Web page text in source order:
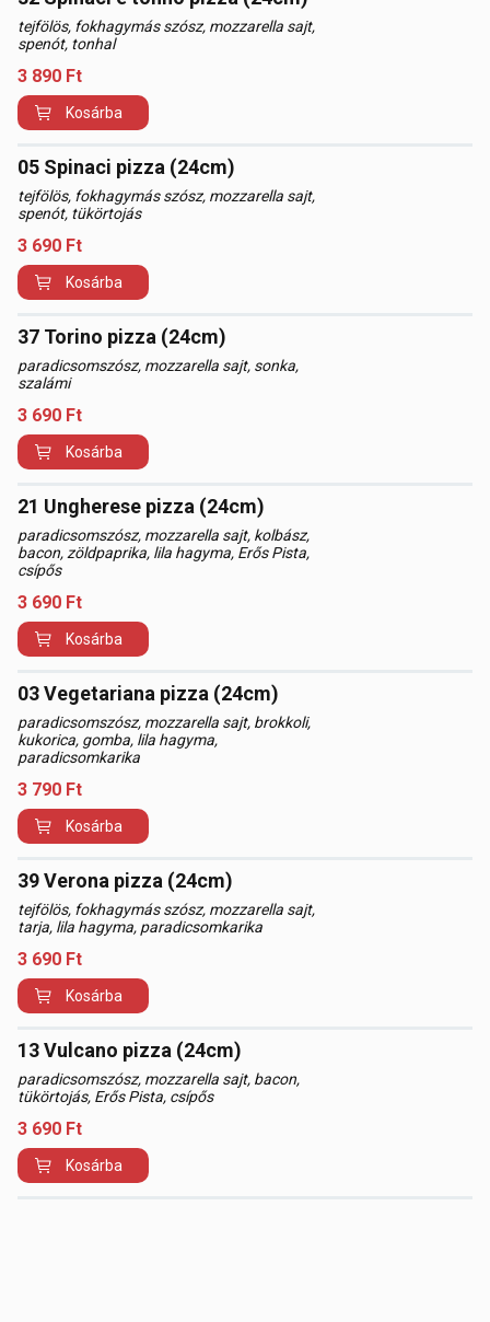
tejfölös, fokhagymás szósz, mozzarella sajt,
spenót, tonhal
3 890 Ft
Kosárba
05 Spinaci pizza (24cm)
tejfölös, fokhagymás szósz, mozzarella sajt,
spenót, tükörtojás
3 690 Ft
Kosárba
37 Torino pizza (24cm)
paradicsomszósz, mozzarella sajt, sonka,
szalámi
3 690 Ft
Kosárba
21 Ungherese pizza (24cm)
paradicsomszósz, mozzarella sajt, kolbász,
bacon, zöldpaprika, lila hagyma, Erős Pista,
csípős
3 690 Ft
Kosárba
03 Vegetariana pizza (24cm)
paradicsomszósz, mozzarella sajt, brokkoli,
kukorica, gomba, lila hagyma,
paradicsomkarika
3 790 Ft
Kosárba
39 Verona pizza (24cm)
tejfölös, fokhagymás szósz, mozzarella sajt,
tarja, lila hagyma, paradicsomkarika
3 690 Ft
Kosárba
13 Vulcano pizza (24cm)
paradicsomszósz, mozzarella sajt, bacon,
tükörtojás, Erős Pista, csípős
3 690 Ft
Kosárba